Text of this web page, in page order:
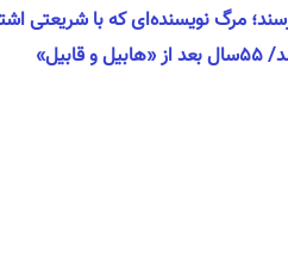
مرگ نویسنده‌ای که با شریعتی